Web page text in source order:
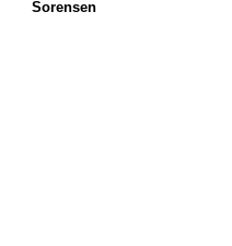
Sorensen